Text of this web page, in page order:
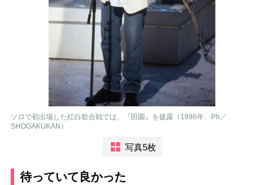
ソロで初出場した紅白歌合戦では、『田園』を披露（1996年、Ph／
SHOGAKUKAN）
写真5枚
待っていて良かった